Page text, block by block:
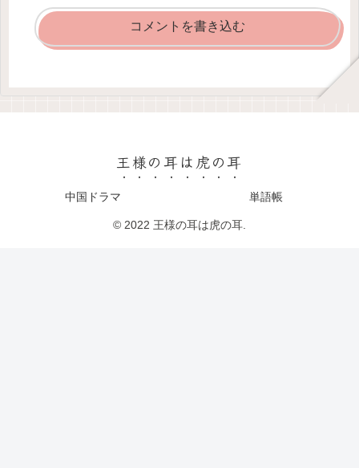
コメントを書き込む
王様の耳は虎の耳
中国ドラマ 単語帳
© 2022 王様の耳は虎の耳.